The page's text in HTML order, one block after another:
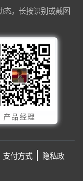
态。长按识别或截图
产品经理
支付方式
隐私政